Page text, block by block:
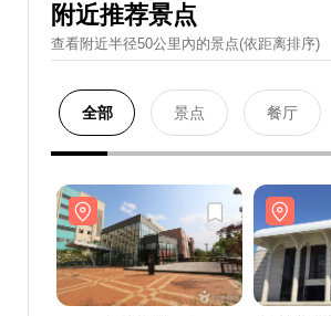
附近推荐景点
查看附近半径50公里內的景点(依距离排序)
全部 景点 餐厅